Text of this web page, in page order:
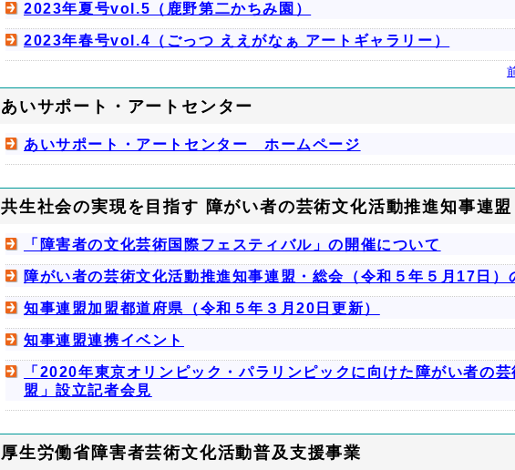
2023年夏号vol.5（鹿野第二かちみ園）
2023年春号vol.4（ごっつ ええがなぁ アートギャラリー）
あいサポート・アートセンター
あいサポート・アートセンター ホームページ
共生社会の実現を目指す 障がい者の芸術文化活動推進知事連盟
「障害者の文化芸術国際フェスティバル」の開催について
障がい者の芸術文化活動推進知事連盟・総会（令和５年５月17日）
知事連盟加盟都道府県（令和５年３月20日更新）
知事連盟連携イベント
「2020年東京オリンピック・パラリンピックに向けた障がい者の
盟」設立記者会見
厚生労働省障害者芸術文化活動普及支援事業